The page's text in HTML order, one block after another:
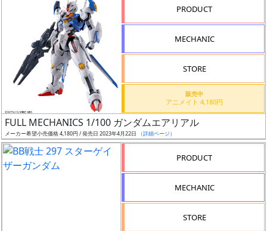
価
定
予
定
PRODUCT
MECHANIC
STORE
販売中
アニメイト 4,180円
FULL MECHANICS 1/100 ガンダムエアリアル
メーカー希望小売価格 4,180円 / 発売日 2023年4月22日 （詳細ページ）
PRODUCT
MECHANIC
STORE